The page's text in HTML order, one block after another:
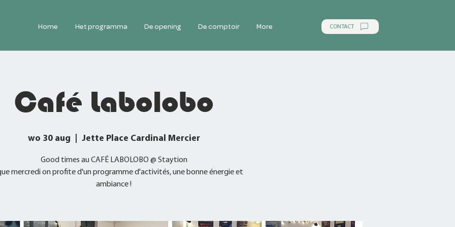
Home Het programma De opening De comptoir More CONTACT
Café Labolobo
wo 30 aug Jette Place Cardinal Mercier
Good times au CAFÉ LABOLOBO @ Staytion
mercredi on profite d'un programme d'activités, une bonne énergie et
ambiance !